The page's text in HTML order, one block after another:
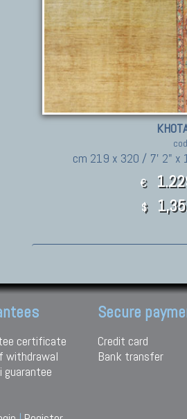
cm 219 x 320 / 7' 2" x
€
$
certificate
withdrawal
guarantee
Secure
Credit card
Bank transfer